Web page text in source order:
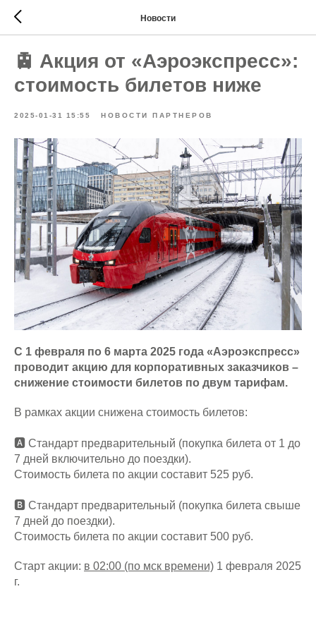
Новости
🚊 Акция от «Аэроэкспресс»:
стоимость билетов ниже
2025-01-31 15:55 НОВОСТИ ПАРТНЕРОВ
С 1 февраля по 6 марта 2025 года «Аэроэкспресс»
проводит акцию для корпоративных заказчиков –
снижение стоимости билетов по двум тарифам.
В рамках акции снижена стоимость билетов:
🅰️ Стандарт предварительный (покупка билета от 1 до
7 дней включительно до поездки).
Стоимость билета по акции составит 525 руб.
🅱️ Стандарт предварительный (покупка билета свыше
7 дней до поездки).
Стоимость билета по акции составит 500 руб.
Старт акции: в 02:00 (по мск времени) 1 февраля 2025
г.